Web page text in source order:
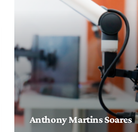
Anthony Martins Soares